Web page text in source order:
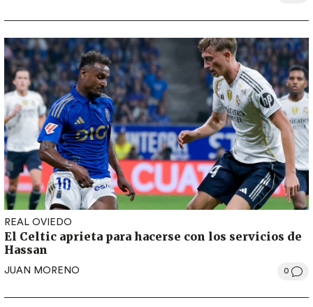
REAL OVIEDO
El Celtic aprieta para hacerse con los servicios de
Hassan
JUAN MORENO 0